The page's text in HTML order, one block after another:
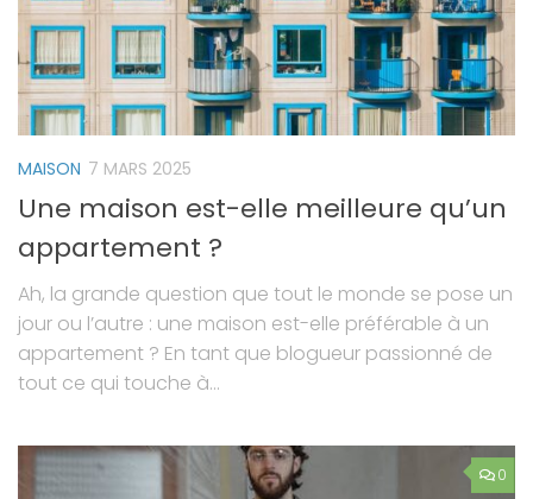
MAISON 7 MARS 2025
Une maison est-elle meilleure qu’un
appartement ?
Ah, la grande question que tout le monde se pose un
jour ou l’autre : une maison est-elle préférable à un
appartement ? En tant que blogueur passionné de
tout ce qui touche à...
0